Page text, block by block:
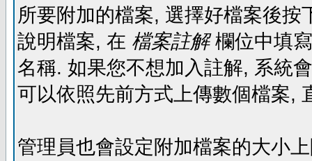
所要附加的檔案, 選擇好檔案後
說明檔案, 在 檔案註解欄位中填
名稱. 如果您不想加入註解, 系統
可以依照先前方式上傳數個檔案,
管理員也會設定附加檔案的大小